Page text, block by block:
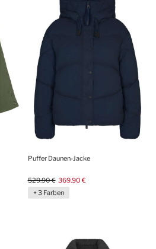
Puffer Daunen-Jacke
529.90 € 369.90 €
+ 3 Farben